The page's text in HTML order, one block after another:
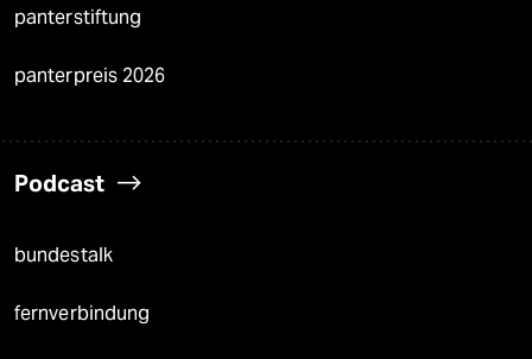
panterstiftung
panterpreis 2026
Podcast
bundestalk
fernverbindung